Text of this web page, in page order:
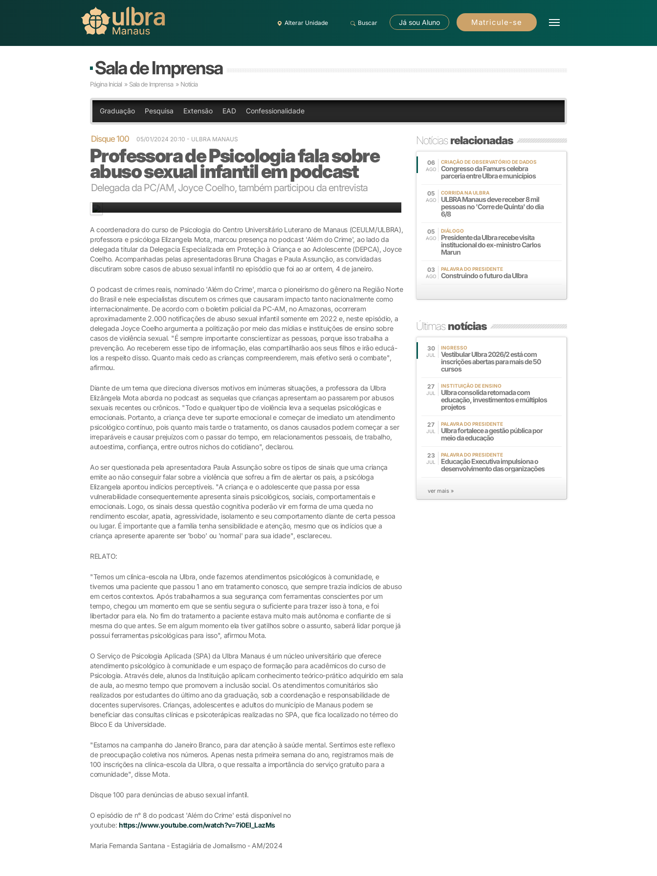
Alterar Unidade Buscar Já sou Aluno Matricule-se
Sala de Imprensa
Página Inicial » Sala de Imprensa » Notícia
Graduação Pesquisa Extensão EAD Confessionalidade
Disque 100 05/01/2024 20:10 - ULBRA MANAUS
Professora de Psicologia fala sobre
abuso sexual infantil em podcast
Delegada da PC/AM, Joyce Coelho, também participou da entrevista
A coordenadora do curso de Psicologia do Centro Universitário Luterano de Manaus (CEULM/ULBRA),
professora e psicóloga Elizangela Mota, marcou presença no podcast 'Além do Crime', ao lado da
delegada titular da Delegacia Especializada em Proteção à Criança e ao Adolescente (DEPCA), Joyce
Coelho. Acompanhadas pelas apresentadoras Bruna Chagas e Paula Assunção, as convidadas
discutiram sobre casos de abuso sexual infantil no episódio que foi ao ar ontem, 4 de janeiro.
O podcast de crimes reais, nominado 'Além do Crime', marca o pioneirismo do gênero na Região Norte
do Brasil e nele especialistas discutem os crimes que causaram impacto tanto nacionalmente como
internacionalmente. De acordo com o boletim policial da PC-AM, no Amazonas, ocorreram
aproximadamente 2.000 notificações de abuso sexual infantil somente em 2022 e, neste episódio, a
delegada Joyce Coelho argumenta a politização por meio das mídias e instituições de ensino sobre
casos de violência sexual. "É sempre importante conscientizar as pessoas, porque isso trabalha a
prevenção. Ao receberem esse tipo de informação, elas compartilharão aos seus filhos e irão educá-
los a respeito disso. Quanto mais cedo as crianças compreenderem, mais efetivo será o combate",
afirmou.
Diante de um tema que direciona diversos motivos em inúmeras situações, a professora da Ulbra
Elizângela Mota aborda no podcast as sequelas que crianças apresentam ao passarem por abusos
sexuais recentes ou crônicos. "Todo e qualquer tipo de violência leva a sequelas psicológicas e
emocionais. Portanto, a criança deve ter suporte emocional e começar de imediato um atendimento
psicológico contínuo, pois quanto mais tarde o tratamento, os danos causados podem começar a ser
irreparáveis e causar prejuízos com o passar do tempo, em relacionamentos pessoais, de trabalho,
autoestima, confiança, entre outros nichos do cotidiano", declarou.
Ao ser questionada pela apresentadora Paula Assunção sobre os tipos de sinais que uma criança
emite ao não conseguir falar sobre a violência que sofreu a fim de alertar os pais, a psicóloga
Elizangela apontou indícios perceptíveis. "A criança e o adolescente que passa por essa
vulnerabilidade consequentemente apresenta sinais psicológicos, sociais, comportamentais e
emocionais. Logo, os sinais dessa questão cognitiva poderão vir em forma de uma queda no
rendimento escolar, apatia, agressividade, isolamento e seu comportamento diante de certa pessoa
ou lugar. É importante que a família tenha sensibilidade e atenção, mesmo que os indícios que a
criança apresente aparente ser 'bobo' ou 'normal' para sua idade", esclareceu.
RELATO:
"Temos um clínica-escola na Ulbra, onde fazemos atendimentos psicológicos à comunidade, e
tivemos uma paciente que passou 1 ano em tratamento conosco, que sempre trazia indícios de abuso
em certos contextos. Após trabalharmos a sua segurança com ferramentas conscientes por um
tempo, chegou um momento em que se sentiu segura o suficiente para trazer isso à tona, e foi
libertador para ela. No fim do tratamento a paciente estava muito mais autônoma e confiante de si
mesma do que antes. Se em algum momento ela tiver gatilhos sobre o assunto, saberá lidar porque já
possui ferramentas psicológicas para isso", afirmou Mota.
O Serviço de Psicologia Aplicada (SPA) da Ulbra Manaus é um núcleo universitário que oferece
atendimento psicológico à comunidade e um espaço de formação para acadêmicos do curso de
Psicologia. Através dele, alunos da Instituição aplicam conhecimento teórico-prático adquirido em sala
de aula, ao mesmo tempo que promovem a inclusão social. Os atendimentos comunitários são
realizados por estudantes do último ano da graduação, sob a coordenação e responsabilidade de
docentes supervisores. Crianças, adolescentes e adultos do município de Manaus podem se
beneficiar das consultas clínicas e psicoterápicas realizadas no SPA, que fica localizado no térreo do
Bloco E da Universidade.
"Estamos na campanha do Janeiro Branco, para dar atenção à saúde mental. Sentimos este reflexo
de preocupação coletiva nos números. Apenas nesta primeira semana do ano, registramos mais de
100 inscrições na clínica-escola da Ulbra, o que ressalta a importância do serviço gratuito para a
comunidade", disse Mota.
Disque 100 para denúncias de abuso sexual infantil.
O episódio de n° 8 do podcast 'Além do Crime' está disponível no
youtube:https://www.youtube.com/watch?v=7i0EI_LazMs
Maria Fernanda Santana - Estagiária de Jornalismo - AM/2024
Notíciasrelacionadas
06
AGO
CRIAÇÃO DE OBSERVATÓRIO DE DADOS
Congresso da Famurs celebra
parceria entre Ulbra e municípios
05
AGO
CORRIDA NA ULBRA
ULBRA Manaus deve receber 8 mil
pessoas no 'Corre de Quinta' do dia
6/8
05
AGO
DIÁLOGO
Presidente da Ulbra recebe visita
institucional do ex-ministro Carlos
Marun
03
AGO
PALAVRA DO PRESIDENTE
Construindo o futuro da Ulbra
Últimasnotícias
30
JUL
INGRESSO
Vestibular Ulbra 2026/2 está com
inscrições abertas para mais de 50
cursos
27
JUL
INSTITUIÇÃO DE ENSINO
Ulbra consolida retomada com
educação, investimentos e múltiplos
projetos
27
JUL
PALAVRA DO PRESIDENTE
Ulbra fortalece a gestão pública por
meio da educação
23
JUL
PALAVRA DO PRESIDENTE
Educação Executiva impulsiona o
desenvolvimento das organizações
ver mais »